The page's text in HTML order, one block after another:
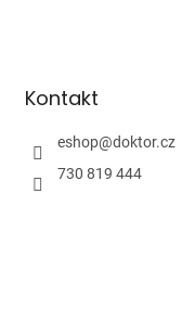
Kontakt
eshop@doktor.cz
730 819 444